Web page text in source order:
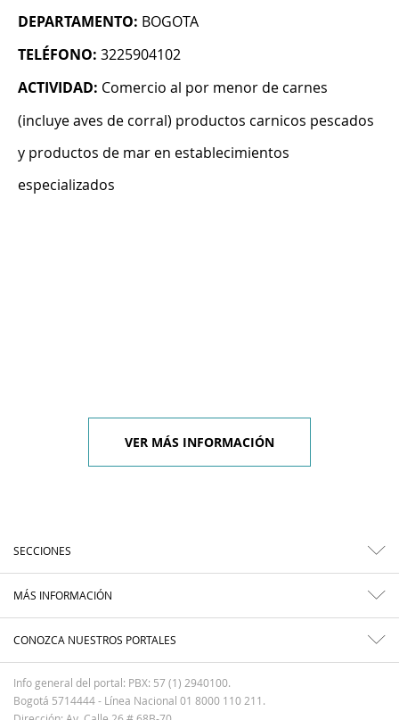
DEPARTAMENTO: BOGOTA
TELÉFONO: 3225904102
ACTIVIDAD: Comercio al por menor de carnes
(incluye aves de corral) productos carnicos pescados
y productos de mar en establecimientos
especializados
VER MÁS INFORMACIÓN
SECCIONES
MÁS INFORMACIÓN
CONOZCA NUESTROS PORTALES
Info general del portal: PBX: 57 (1) 2940100.
Bogotá 5714444 - Línea Nacional 01 8000 110 211.